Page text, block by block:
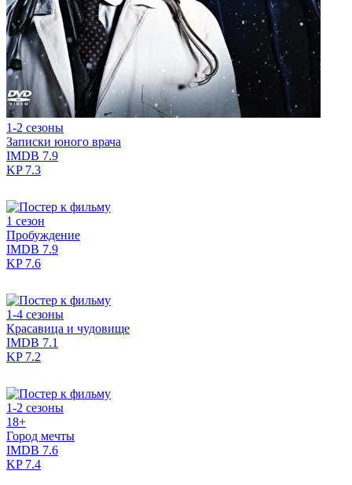
1-2 сезоны
Записки юного врача
IMDB 7.9
KP7.3
1 сезон
Пробуждение
IMDB 7.9
KP7.6
1-4 сезоны
Красавица и чудовище
IMDB 7.1
KP7.2
1-2 сезоны
18+
Город мечты
IMDB 7.6
KP7.4